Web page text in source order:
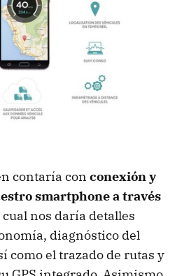
contaría con conexión y
smartphone a través
cual nos daría detalles
diagnóstico del
como el trazado de rutas y